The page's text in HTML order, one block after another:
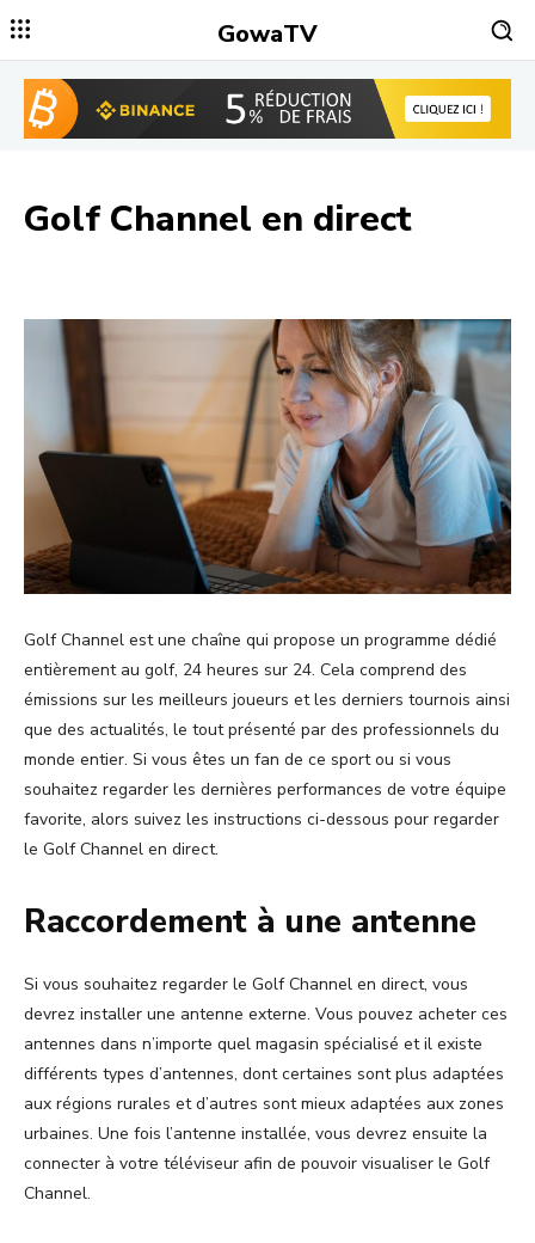
GowaTV
Golf Channel en direct
Golf Channel est une chaîne qui propose un programme dédié
entièrement au golf, 24 heures sur 24. Cela comprend des
émissions sur les meilleurs joueurs et les derniers tournois ainsi
que des actualités, le tout présenté par des professionnels du
monde entier. Si vous êtes un fan de ce sport ou si vous
souhaitez regarder les dernières performances de votre équipe
favorite, alors suivez les instructions ci-dessous pour regarder
le Golf Channel en direct.
Raccordement à une antenne
Si vous souhaitez regarder le Golf Channel en direct, vous
devrez installer une antenne externe. Vous pouvez acheter ces
antennes dans n’importe quel magasin spécialisé et il existe
différents types d’antennes, dont certaines sont plus adaptées
aux régions rurales et d’autres sont mieux adaptées aux zones
urbaines. Une fois l’antenne installée, vous devrez ensuite la
connecter à votre téléviseur afin de pouvoir visualiser le Golf
Channel.